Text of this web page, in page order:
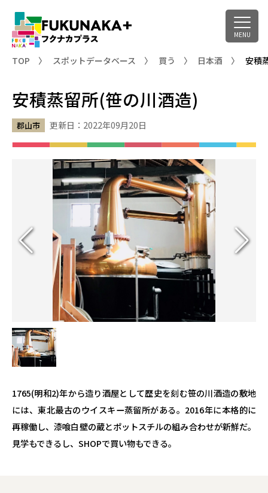
TOP スポットデータベース 買う 日本酒 安積
安積蒸留所(笹の川酒造)
郡山市 更新日： 2022年09月20日
1765(明和2)年から造り酒屋として歴史を刻む笹の川酒造の敷地
には、東北最古のウイスキー蒸留所がある。2016年に本格的に
再稼働し、漆喰白壁の蔵とポットスチルの組み合わせが新鮮だ。
見学もできるし、SHOPで買い物もできる。